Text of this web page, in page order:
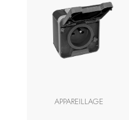
APPAREILLAGE